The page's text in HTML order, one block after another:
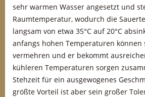
sehr warmen Wasser angesetzt und
Raumtemperatur, wodurch die
langsam von etwa 35°C auf 20°C
anfangs hohen Temperaturen können
vermehren und er bekommt
kühleren Temperaturen sorgen
Stehzeit für ein ausgewogenes
größte Vorteil ist aber sein großer